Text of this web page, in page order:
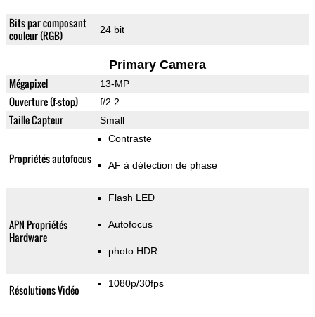
Bits par composant
couleur (RGB)
24 bit
Primary Camera
Mégapixel 13-MP
Ouverture (f-stop) f/2.2
Taille Capteur Small
Propriétés autofocus
Contraste
AF à détection de phase
APN Propriétés
Hardware
Flash LED
Autofocus
photo HDR
Résolutions Vidéo 1080p/30fps